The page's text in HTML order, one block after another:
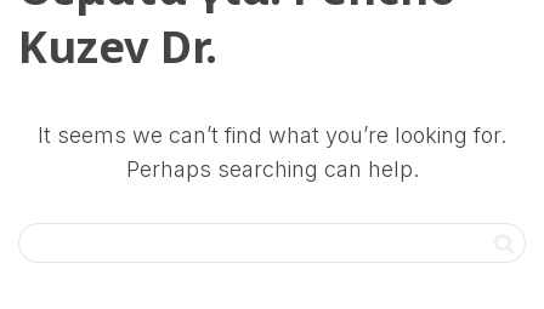
Kuzev Dr.
It seems we can’t find what you’re looking for.
Perhaps searching can help.